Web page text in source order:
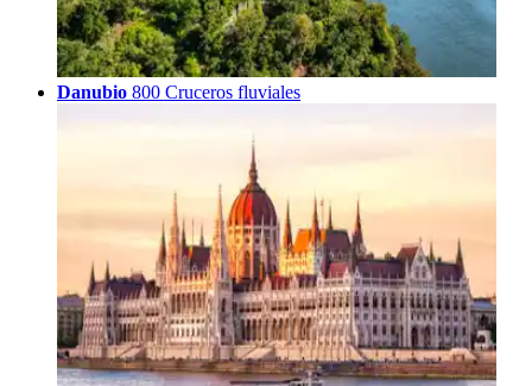
Danubio 800 Cruceros fluviales